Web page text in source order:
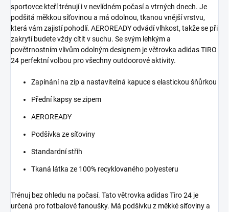
sportovce kteří trénují i v nevlídném počasí a vtrných dnech. Je
podšitá měkkou síťovinou a má odolnou, tkanou vnější vrstvu,
která vám zajistí pohodlí. AEROREADY odvádí vlhkost, takže se při
zakrytí budete vždy cítit v suchu. Se svým lehkým a
povětrnostním vlivům odolným designem je větrovka adidas TIRO
24 perfektní volbou pro všechny outdoorové aktivity.
Zapínání na zip a nastavitelná kapuce s elastickou šňůrkou
Přední kapsy se zipem
AEROREADY
Podšívka ze síťoviny
Standardní střih
Tkaná látka ze 100% recyklovaného polyesteru
Trénuj bez ohledu na počasí. Tato větrovka adidas Tiro 24 je
určená pro fotbalové fanoušky. Má podšívku z měkké síťoviny a